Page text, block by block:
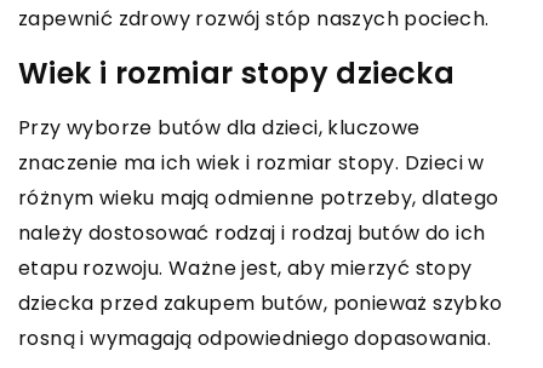
zapewnić zdrowy rozwój stóp naszych pociech.
Wiek i rozmiar stopy dziecka
Przy wyborze butów dla dzieci, kluczowe
znaczenie ma ich wiek i rozmiar stopy. Dzieci w
różnym wieku mają odmienne potrzeby, dlatego
należy dostosować rodzaj i rodzaj butów do ich
etapu rozwoju. Ważne jest, aby mierzyć stopy
dziecka przed zakupem butów, ponieważ szybko
rosną i wymagają odpowiedniego dopasowania.